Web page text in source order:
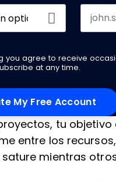
you agree to receive
at any time.
tu
entre los
mientras